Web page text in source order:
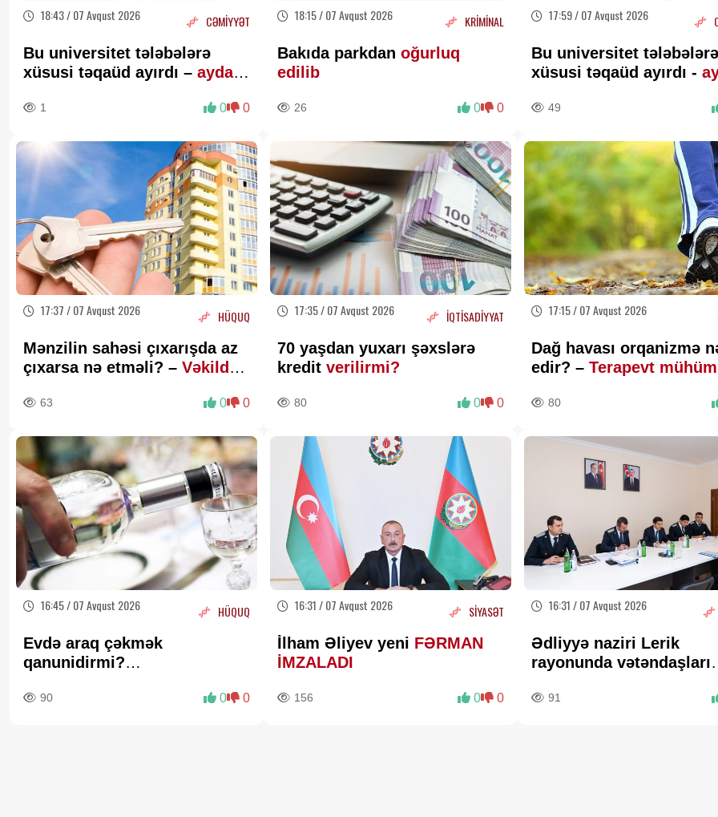
18:43 / 07 Avqust 2026 CƏMİYYƏT
Bu universitet tələbələrə
xüsusi təqaüd ayırdı – ayda
1 0 0
18:15 / 07 Avqust 2026 KRİMİNAL
Bakıda parkdan oğurluq
edilib
26 0 0
17:59 / 07 Avqust 2026
Bu universitet tələbələrə
xüsusi təqaüd ayırdı -
49
17:37 / 07 Avqust 2026 HÜQUQ
Mənzilin sahəsi çıxarışda az
çıxarsa nə etməli? – Vəkildən
63 0 0
17:35 / 07 Avqust 2026 İQTİSADİYYAT
70 yaşdan yuxarı şəxslərə
kredit verilirmi?
80 0 0
17:15 / 07 Avqust 2026
Dağ havası orqanizmə
edir? – Terapevt mühüm
80
16:45 / 07 Avqust 2026 HÜQUQ
Evdə araq çəkmək
qanunidirmi?
açıqlama
90 0 0
16:31 / 07 Avqust 2026 SİYASƏT
İlham Əliyev yeni FƏRMAN
İMZALADI
156 0 0
16:31 / 07 Avqust 2026
Ədliyyə naziri Lerik
rayonunda vətəndaşları
91